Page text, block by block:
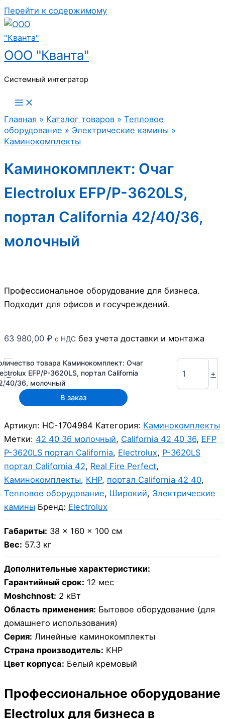
Перейти к содержимому
ООО "Кванта"
Системный интегратор
Главная » Каталог товаров » Тепловое
оборудование » Электрические камины »
Каминокомплекты
Каминокомплект: Очаг
Electrolux EFP/P-3620LS,
портал California 42/40/36,
молочный
Профессиональное оборудование для бизнеса.
Подходит для офисов и госучреждений.
63 980,00 ₽ с НДС без учета доставки и монтажа
-
товара Каминокомплект: Очаг
EFP/P-3620LS, портал California
40/36, молочный
+
В заказ
Артикул: НС-1704984 Категория: Каминокомплекты
Метки: 42 40 36 молочный, California 42 40 36, EFP
P-3620LS портал California, Electrolux, P-3620LS
портал California 42, Real Fire Perfect,
Каминокомплекты, КНР, портал California 42 40,
Тепловое оборудование, Широкий, Электрические
камины Бренд: Electrolux
Габариты: 38 × 160 × 100 см
Вес: 57.3 кг
Дополнительные характеристики:
Гарантийный срок: 12 мес
Moshchnost: 2 кВт
Область применения: Бытовое оборудование (для
домашнего использования)
Серия: Линейные каминокомплекты
Страна производитель: КНР
Цвет корпуса: Белый кремовый
Профессиональное оборудование
Electrolux для бизнеса в